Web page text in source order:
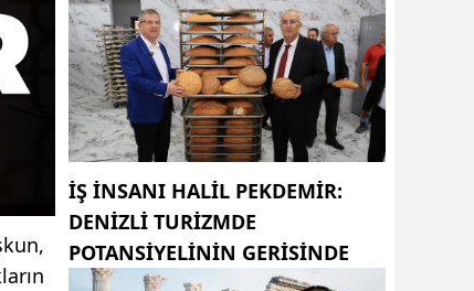
İŞ INSANI HALIL PEKDEMIR:
DENIZLI TURIZMDE
POTANSIYELININ GERISINDE